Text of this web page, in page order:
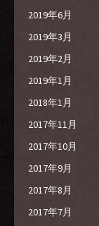
2019年6月
2019年3月
2019年2月
2019年1月
2018年1月
2017年11月
2017年10月
2017年9月
2017年8月
2017年7月